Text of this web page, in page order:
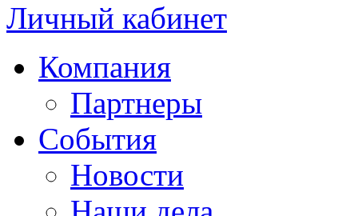
Личный кабинет
Компания
Партнеры
События
Новости